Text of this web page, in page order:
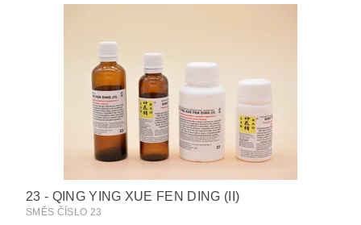
23 - QING YING XUE FEN DING (II)
SMĚS ČÍSLO 23